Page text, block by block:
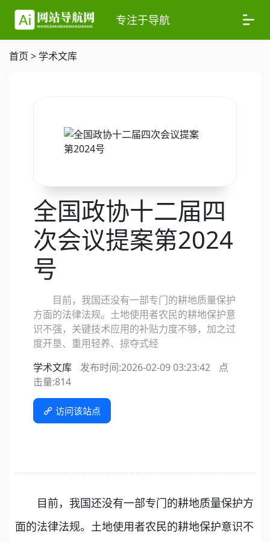
专注于导航
首页 > 学术文库
全国政协十二届四
次会议提案第2024
号
目前，我国还没有一部专门的耕地质量保护
方面的法律法规。土地使用者农民的耕地保护意
识不强，关键技术应用的补贴力度不够，加之过
度开垦、重用轻养、掠夺式经
学术文库
发布时间:2026-02-09 03:23:42
点
击量:814
访问该站点
目前，我国还没有一部专门的耕地质量保护方
面的法律法规。土地使用者农民的耕地保护意识不